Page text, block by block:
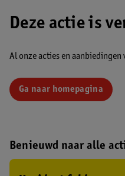
Deze actie is
Al onze acties en
Ga naar homepagina
Benieuwd naar alle